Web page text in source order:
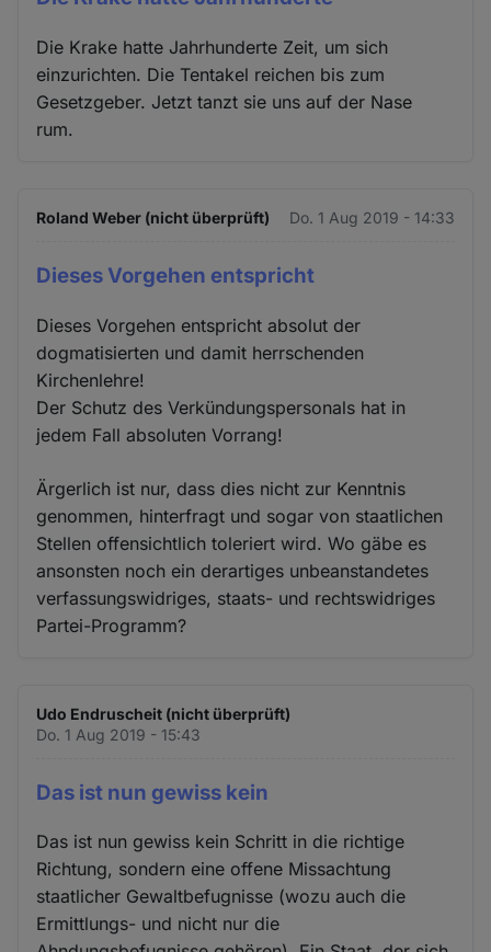
Die Krake hatte Jahrhunderte Zeit, um sich
einzurichten. Die Tentakel reichen bis zum
Gesetzgeber. Jetzt tanzt sie uns auf der Nase
rum.
Roland Weber (nicht überprüft) Do. 1 Aug 2019 - 14:33
Dieses Vorgehen entspricht
Dieses Vorgehen entspricht absolut der
dogmatisierten und damit herrschenden
Kirchenlehre!
Der Schutz des Verkündungspersonals hat in
jedem Fall absoluten Vorrang!
Ärgerlich ist nur, dass dies nicht zur Kenntnis
genommen, hinterfragt und sogar von staatlichen
Stellen offensichtlich toleriert wird. Wo gäbe es
ansonsten noch ein derartiges unbeanstandetes
verfassungswidriges, staats- und rechtswidriges
Partei-Programm?
Udo Endruscheit (nicht überprüft)
Do. 1 Aug 2019 - 15:43
Das ist nun gewiss kein
Das ist nun gewiss kein Schritt in die richtige
Richtung, sondern eine offene Missachtung
staatlicher Gewaltbefugnisse (wozu auch die
Ermittlungs- und nicht nur die